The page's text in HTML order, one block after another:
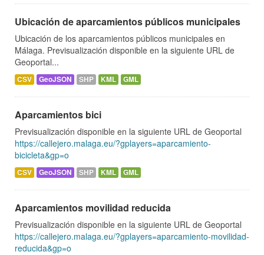
Ubicación de aparcamientos públicos municipales
Ubicación de los aparcamientos públicos municipales en
Málaga. Previsualización disponible en la siguiente URL de
Geoportal...
CSV GeoJSON SHP KML GML
Aparcamientos bici
Previsualización disponible en la siguiente URL de Geoportal
https://callejero.malaga.eu/?gplayers=aparcamiento-
bicicleta&gp=o
CSV GeoJSON SHP KML GML
Aparcamientos movilidad reducida
Previsualización disponible en la siguiente URL de Geoportal
https://callejero.malaga.eu/?gplayers=aparcamiento-movilidad-
reducida&gp=o